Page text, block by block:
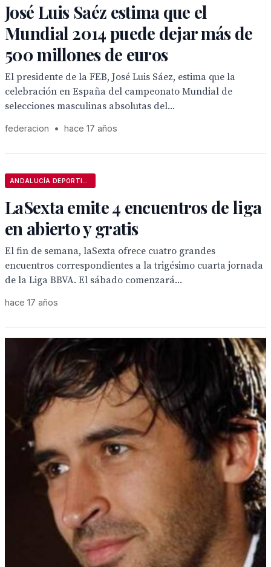
José Luis Saéz estima que el
Mundial 2014 puede dejar más de
500 millones de euros
El presidente de la FEB, José Luis Sáez, estima que la
celebración en España del campeonato Mundial de
selecciones masculinas absolutas del...
federacion • hace 17 años
LaSexta emite 4 encuentros de liga
en abierto y gratis
El fin de semana, laSexta ofrece cuatro grandes
encuentros correspondientes a la trigésimo cuarta jornada
de la Liga BBVA. El sábado comenzará...
hace 17 años